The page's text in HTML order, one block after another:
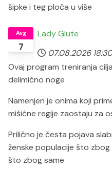
šipke i teg ploča u više
7
Avg
Lady Glute
07.08.2026
Ovaj program treniranja
delimično noge
Namenjen je onima koji
mišićne regije zaostaju za
Prilično je česta pojava
ženske populacije što
što zbog same